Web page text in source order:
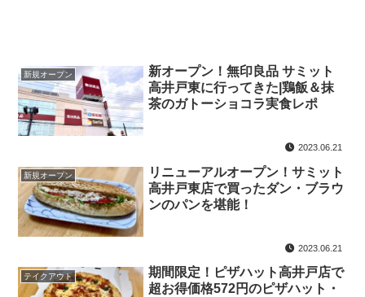
新規オープン
新オープン！無印良品 サミット
高井戸東に行ってきた|鶏飯＆抹
茶のガトーショコラ実食レポ
2023.06.21
新規オープン
リニューアルオープン！サミット
高井戸東店で買ったダン・ブラウ
ンのパンを堪能！
2023.06.21
テイクアウト
期間限定！ピザハット高井戸店で
超お得価格572円のピザハット・